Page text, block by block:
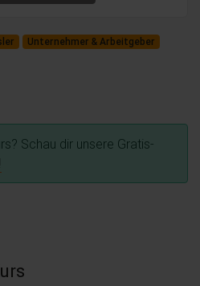
Unternehmer & Arbeitgeber
Schau dir unsere Gratis-